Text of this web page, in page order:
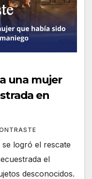
una mujer
en
se logró el rescate
el
desconocidos.